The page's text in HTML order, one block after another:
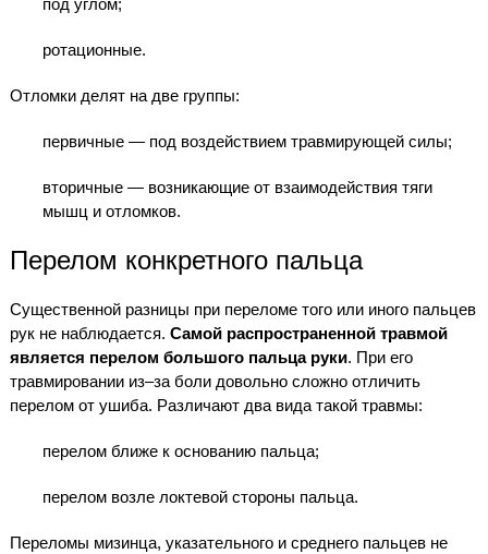
под углом;
ротационные.
Отломки делят на две группы:
первичные — под воздействием травмирующей силы;
вторичные — возникающие от взаимодействия тяги
мышц и отломков.
Перелом конкретного пальца
Существенной разницы при переломе того или иного пальцев
рук не наблюдается. Самой распространенной травмой
является перелом большого пальца руки. При его
травмировании из–за боли довольно сложно отличить
перелом от ушиба. Различают два вида такой травмы:
перелом ближе к основанию пальца;
перелом возле локтевой стороны пальца.
Переломы мизинца, указательного и среднего пальцев не